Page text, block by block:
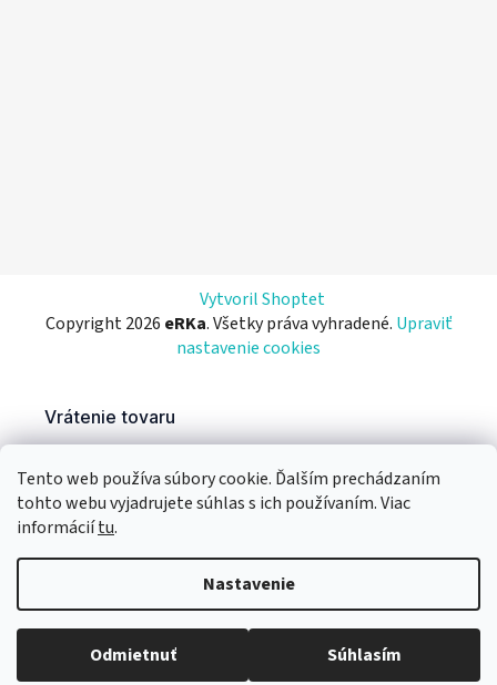
Tento web používa súbory cookie. Ďalším prechádzaním
tohto webu vyjadrujete súhlas s ich používaním. Viac
informáciítu.
Nastavenie
Odmietnuť Súhlasím
Vytvoril Shoptet
Copyright 2026 eRKa. Všetky práva vyhradené. Upraviť
nastavenie cookies